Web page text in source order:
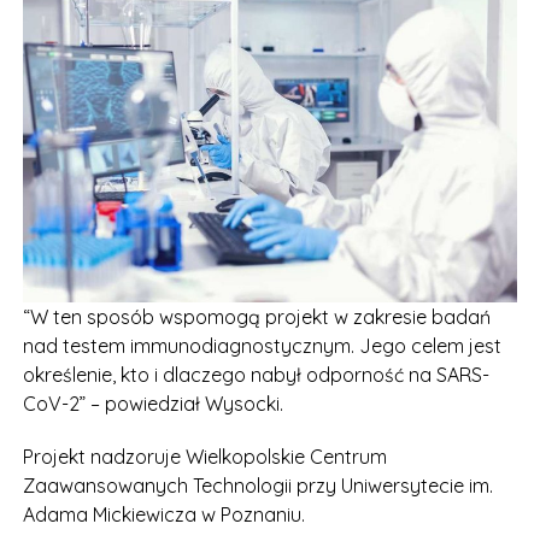
“W ten sposób wspomogą projekt w zakresie badań
nad testem immunodiagnostycznym. Jego celem jest
określenie, kto i dlaczego nabył odporność na SARS-
CoV-2” – powiedział Wysocki.
Projekt nadzoruje Wielkopolskie Centrum
Zaawansowanych Technologii przy Uniwersytecie im.
Adama Mickiewicza w Poznaniu.